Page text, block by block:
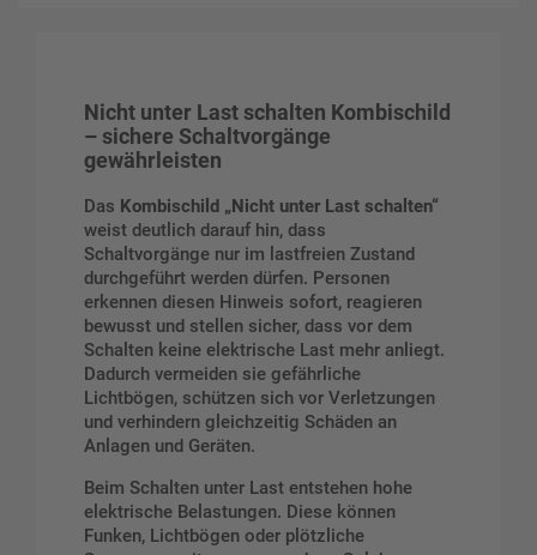
Nicht unter Last schalten Kombischild
– sichere Schaltvorgänge
gewährleisten
Das Kombischild „Nicht unter Last schalten“
weist deutlich darauf hin, dass
Schaltvorgänge nur im lastfreien Zustand
durchgeführt werden dürfen. Personen
erkennen diesen Hinweis sofort, reagieren
bewusst und stellen sicher, dass vor dem
Schalten keine elektrische Last mehr anliegt.
Dadurch vermeiden sie gefährliche
Lichtbögen, schützen sich vor Verletzungen
und verhindern gleichzeitig Schäden an
Anlagen und Geräten.
Beim Schalten unter Last entstehen hohe
elektrische Belastungen. Diese können
Funken, Lichtbögen oder plötzliche